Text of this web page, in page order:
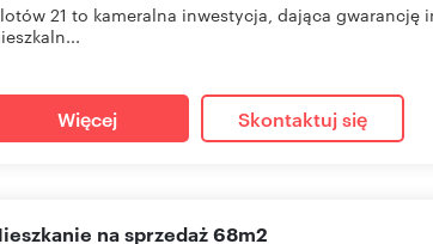
21 to kameralna inwestycja, dająca
Więcej Skontaktuj się
mieszkanie na sprzedaż 68m2